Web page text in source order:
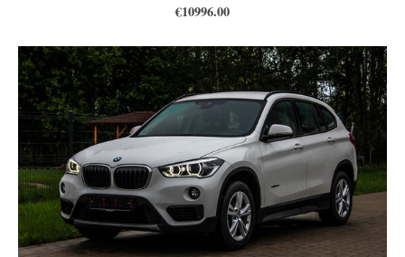
€10996.00